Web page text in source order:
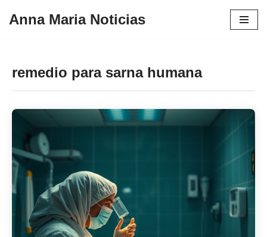
conteúdo
Anna Maria Noticias
remedio para sarna humana